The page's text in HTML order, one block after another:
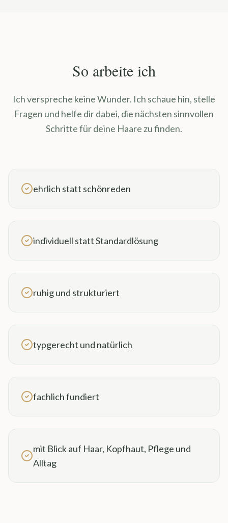
So arbeite ich
Ich verspreche keine Wunder. Ich schaue hin, stelle
Fragen und helfe dir dabei, die nächsten sinnvollen
Schritte für deine Haare zu finden.
ehrlich statt schönreden
individuell statt Standardlösung
ruhig und strukturiert
typgerecht und natürlich
fachlich fundiert
mit Blick auf Haar, Kopfhaut, Pflege und
Alltag